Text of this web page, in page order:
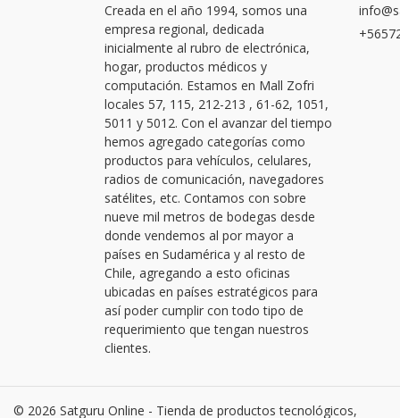
Creada en el año 1994, somos una
empresa regional, dedicada
inicialmente al rubro de electrónica,
hogar, productos médicos y
computación. Estamos en Mall Zofri
locales 57, 115, 212-213 , 61-62, 1051,
5011 y 5012. Con el avanzar del tiempo
hemos agregado categorías como
productos para vehículos, celulares,
radios de comunicación, navegadores
satélites, etc. Contamos con sobre
nueve mil metros de bodegas desde
donde vendemos al por mayor a
países en Sudamérica y al resto de
Chile, agregando a esto oficinas
ubicadas en países estratégicos para
así poder cumplir con todo tipo de
requerimiento que tengan nuestros
clientes.
© 2026 Satguru Online - Tienda de productos tecnológicos,